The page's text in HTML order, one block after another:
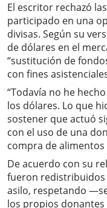
El escritor rechazó
participado en una
divisas. Según su
de dólares en el
“sustitución de
con fines
“Todavía no he
los dólares. Lo que
sostener que actuó
con el uso de una
compra de
De acuerdo con su
fueron
asilo, respetando
los propios donantes